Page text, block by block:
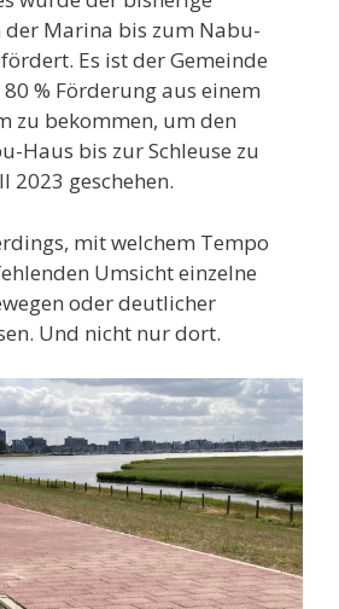
der Marina bis zum Nabu-
Es ist der Gemeinde
% Förderung aus einem
zu bekommen, um den
Haus bis zur Schleuse zu
2023 geschehen.
mit welchem Tempo
Umsicht einzelne
oder deutlicher
Und nicht nur dort.